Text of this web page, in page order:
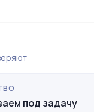
под задачу